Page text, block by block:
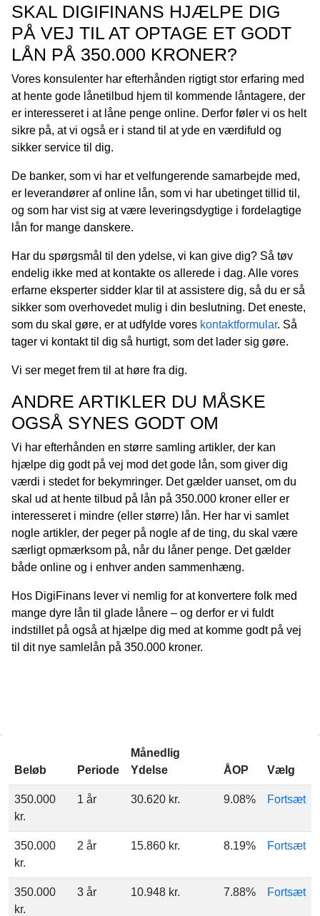
SKAL DIGIFINANS HJÆLPE DIG
PÅ VEJ TIL AT OPTAGE ET GODT
LÅN PÅ 350.000 KRONER?
Vores konsulenter har efterhånden rigtigt stor erfaring med
at hente gode lånetilbud hjem til kommende låntagere, der
er interesseret i at låne penge online. Derfor føler vi os helt
sikre på, at vi også er i stand til at yde en værdifuld og
sikker service til dig.
De banker, som vi har et velfungerende samarbejde med,
er leverandører af online lån, som vi har ubetinget tillid til,
og som har vist sig at være leveringsdygtige i fordelagtige
lån for mange danskere.
Har du spørgsmål til den ydelse, vi kan give dig? Så tøv
endelig ikke med at kontakte os allerede i dag. Alle vores
erfarne eksperter sidder klar til at assistere dig, så du er så
sikker som overhovedet mulig i din beslutning. Det eneste,
som du skal gøre, er at udfylde vores kontaktformular. Så
tager vi kontakt til dig så hurtigt, som det lader sig gøre.
Vi ser meget frem til at høre fra dig.
ANDRE ARTIKLER DU MÅSKE
OGSÅ SYNES GODT OM
Vi har efterhånden en større samling artikler, der kan
hjælpe dig godt på vej mod det gode lån, som giver dig
værdi i stedet for bekymringer. Det gælder uanset, om du
skal ud at hente tilbud på lån på 350.000 kroner eller er
interesseret i mindre (eller større) lån. Her har vi samlet
nogle artikler, der peger på nogle af de ting, du skal være
særligt opmærksom på, når du låner penge. Det gælder
både online og i enhver anden sammenhæng.
Hos DigiFinans lever vi nemlig for at konvertere folk med
mange dyre lån til glade lånere – og derfor er vi fuldt
indstillet på også at hjælpe dig med at komme godt på vej
til dit nye samlelån på 350.000 kroner.
Beløb Periode
Månedlig
Ydelse
ÅOP Vælg
350.000
kr.
1 år 30.620 kr. 9.08% Fortsæt
350.000
kr.
2 år 15.860 kr. 8.19% Fortsæt
350.000
kr.
3 år 10.948 kr. 7.88% Fortsæt